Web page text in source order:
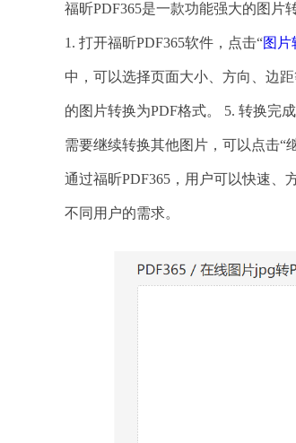
福昕PDF365是一款功能强大的图片
1. 打开福昕PDF365软件，点击“图片
中，可以选择页面大小、方向、边
的图片转换为PDF格式。 5. 转换完
需要继续转换其他图片，可以点击“
通过福昕PDF365，用户可以快速、
不同用户的需求。